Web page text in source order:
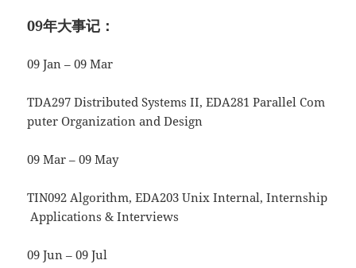
09年大事记：
09 Jan – 09 Mar
TDA297 Distributed Systems II, EDA281 Parallel Com
puter Organization and Design
09 Mar – 09 May
TIN092 Algorithm, EDA203 Unix Internal, Internship
Applications & Interviews
09 Jun – 09 Jul